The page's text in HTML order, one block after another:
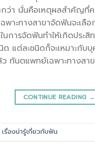
กว่า นั่นคือเหตุผลสำคัญ
ะทางสาขาจัดฟันจะเลือ
การจัดฟันทำให้เกิดประ
ด แต่ละชนิดก็จะเหมาะ
ทันตแพทย์เฉพาะทางสา
CONTINUE READING →
เรื่องน่ารู้เกี่ยวกับฟัน